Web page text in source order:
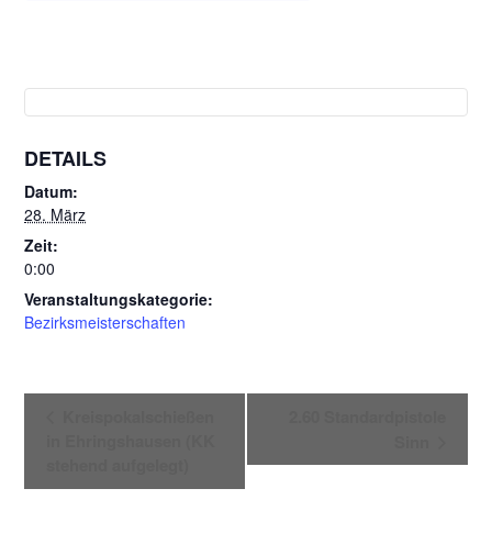
DETAILS
Datum:
28. März
Zeit:
0:00
Veranstaltungskategorie:
Bezirksmeisterschaften
a